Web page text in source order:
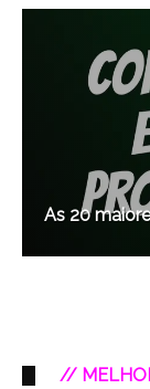
As 20
//